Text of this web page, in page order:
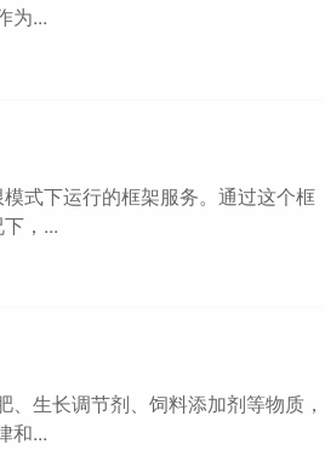
为...
式下运行的框架服务。通过这个框
，...
生长调节剂、饲料添加剂等物质，
和...